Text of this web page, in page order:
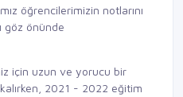
öğrencilerimizin notlarını
göz önünde
için uzun ve yorucu bir
2021 - 2022 eğitim